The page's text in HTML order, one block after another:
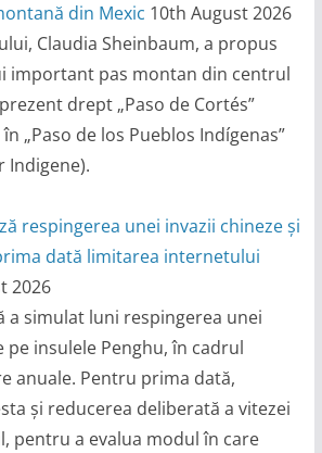
din Mexic 10th August 2026
Claudia Sheinbaum, a propus
important pas montan din centrul
drept „Paso de Cortés”
„Paso de los Pueblos Indígenas”
Indigene).
respingerea unei invazii chineze și
dată limitarea internetului
2026
a simulat luni respingerea unei
pe insulele Penghu, în cadrul
anuale. Pentru prima dată,
și reducerea deliberată a vitezei
pentru a evalua modul în care